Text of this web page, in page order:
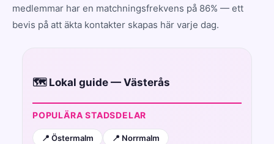
medlemmar har en matchningsfrekvens på 86% — ett
bevis på att äkta kontakter skapas här varje dag.
🗺️ Lokal guide — Västerås
POPULÄRA STADSDELAR
📍 Östermalm
📍 Norrmalm